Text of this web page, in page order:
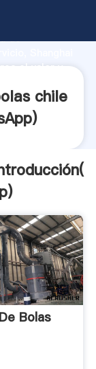
de
el valor y
chile
)
)
Bolas